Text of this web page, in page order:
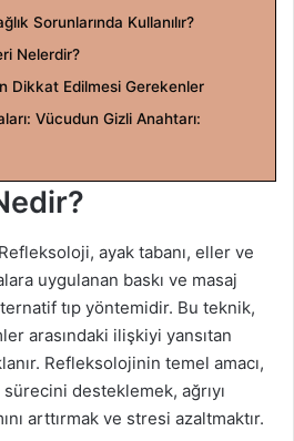
Sorunlarında Kullanılır?
Nelerdir?
Dikkat Edilmesi Gerekenler
Vücudun Gizli Anahtarı:
ayak tabanı, eller ve
uygulanan baskı ve masaj
tıp yöntemidir. Bu teknik,
arasındaki ilişkiyi yansıtan
Refleksolojinin temel amacı,
desteklemek, ağrıyı
arttırmak ve stresi azaltmaktır.